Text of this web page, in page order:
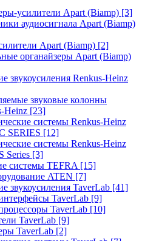
усилители Apart (Biamp) [3]
аудиосигнала Apart (Biamp)
Apart (Biamp) [2]
органайзеры Apart (Biamp)
звукоусиления Renkus-Heinz
звуковые колонны
Heinz [23]
системы Renkus-Heinz
SERIES [12]
системы Renkus-Heinz
Series [3]
системы TEFRA [15]
ATEN [7]
звукоусиления TaverLab [41]
TaverLab [9]
TaverLab [10]
TaverLab [9]
TaverLab [2]